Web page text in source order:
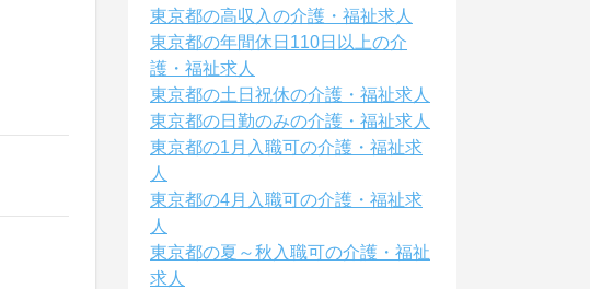
東京都の高収入の介護・福祉求人
東京都の年間休日110日以上の介
護・福祉求人
東京都の土日祝休の介護・福祉求人
東京都の日勤のみの介護・福祉求人
東京都の1月入職可の介護・福祉求
人
東京都の4月入職可の介護・福祉求
人
東京都の夏～秋入職可の介護・福祉
求人